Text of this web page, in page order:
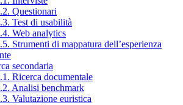
Questionari
Test di usabilità
Web analytics
Strumenti di mappatura dell’esperienza
secondaria
Ricerca documentale
Analisi benchmark
Valutazione euristica